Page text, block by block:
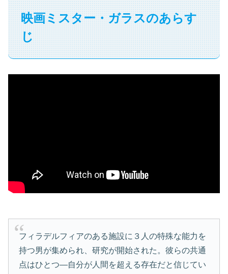
映画ミスター・ガラスのあらす
じ
フィラデルフィアのある施設に３人の特殊な能力を
持つ男が集められ、研究が開始された。彼らの共通
点はひとつ―自分が人間を超える存在だと信じてい